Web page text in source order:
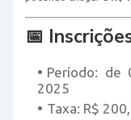
📅
Período: de
2025
Taxa: R$